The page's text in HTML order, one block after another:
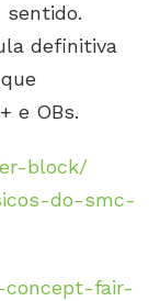
sentido.
definitiva
e OBs.
block/
do-smc-
concept-fair-